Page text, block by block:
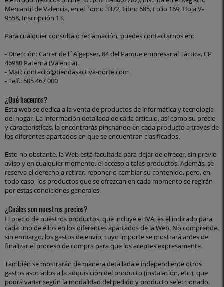
Mercantil de Valencia, en el Tomo 3372, Libro 685, Folio 169, Hoja V-
9558, Inscripción 13.
Para cualquier consulta o reclamación, puedes contactarnos en:
- Dirección: Carrer de l´Algepser, 84 del Parque empresarial Táctica, CP
46980 Paterna (Valencia).
- Mail: contacto@tiendasactiva-norte.com
- Telf.: 605 467 000
¿Qué hacemos?
Esta web se dedica a la venta de productos de informática y tecnología
del hogar. La información detallada de cada artículo, así como su precio
y características, la encontrarás pinchando en cada producto a través de
los diferentes apartados en que se encuentran clasificados.
Esto no obstante, la Web está facultada para dejar de ofrecer, sin previo
aviso y en cualquier momento, el acceso a tales productos. Además, se
reserva el derecho a retirar, reponer o cambiar su contenido, pero, en
todo caso, los productos que se ofrezcan en cada momento se regirán
por estas condiciones generales.
¿Cuáles son nuestros precios?
El precio de nuestros productos, que incluye el IVA, es el indicado para
cada uno de ellos en los diferentes apartados de la Web. No comprende,
sin embargo, los gastos de envío, cuyo importe se mostrará antes de
finalizar el proceso de compra para que los aceptes expresamente.
También se mostrarán de manera detallada e independiente otros
gastos asociados a la adquisición del producto (instalación, etc.), que
podrá variar según la modalidad del pedido y producto seleccionado.